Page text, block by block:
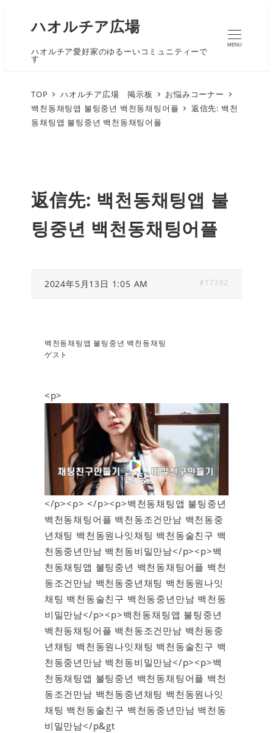
ハオルチア広場
ハオルチア愛好家のゆるーいコミュニティーで
す
MENU
TOP ハオルチア広場 掲示板
お悩みコーナー
백천동채팅앱 불팅중년 백천동채팅어플
返信先: 백천
동채팅앱 불팅중년 백천동채팅어플
返信先: 백천동채팅앱 불
팅중년 백천동채팅어플
2024年5月13日 1:05 AM #17282
백천동채팅앱 불팅중년 백천동채팅
ゲスト
<p>
</p><p> </p><p>백천동채팅앱 불팅중년
백천동채팅어플 백천동조건만남 백천동중
년채팅 백천동원나잇채팅 백천동술친구 백
천동중년만남 백천동비밀만남</p><p>백
천동채팅앱 불팅중년 백천동채팅어플 백천
동조건만남 백천동중년채팅 백천동원나잇
채팅 백천동술친구 백천동중년만남 백천동
비밀만남</p><p>백천동채팅앱 불팅중년
백천동채팅어플 백천동조건만남 백천동중
년채팅 백천동원나잇채팅 백천동술친구 백
천동중년만남 백천동비밀만남</p><p>백
천동채팅앱 불팅중년 백천동채팅어플 백천
동조건만남 백천동중년채팅 백천동원나잇
채팅 백천동술친구 백천동중년만남 백천동
비밀만남</p&gt